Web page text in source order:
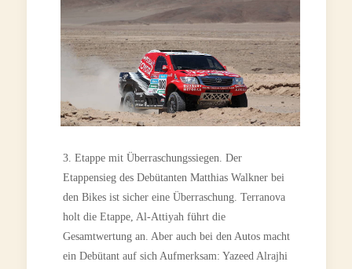
3. Etappe mit Überraschungssiegen. Der
Etappensieg des Debütanten Matthias Walkner bei
den Bikes ist sicher eine Überraschung. Terranova
holt die Etappe, Al-Attiyah führt die
Gesamtwertung an. Aber auch bei den Autos macht
ein Debütant auf sich Aufmerksam: Yazeed Alrajhi